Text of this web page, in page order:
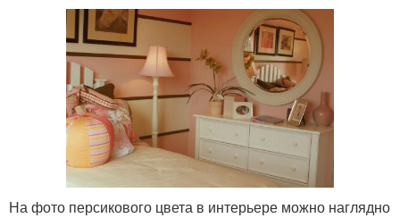
На фото персикового цвета в интерьере можно наглядно